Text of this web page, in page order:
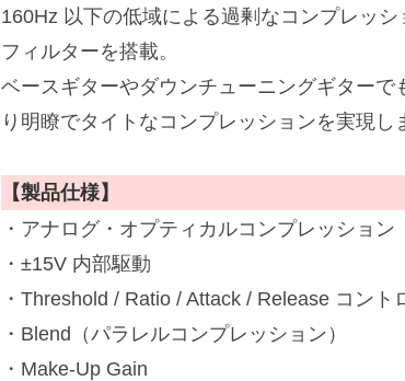
160Hz 以下の低域による過剰なコンプレッ
フィルターを搭載。
ベースギターやダウンチューニングギター
り明瞭でタイトなコンプレッションを実現し
【製品仕様】
・アナログ・オプティカルコンプレッション
・±15V 内部駆動
・Threshold / Ratio / Attack / Release コント
・Blend（パラレルコンプレッション）
・Make-Up Gain